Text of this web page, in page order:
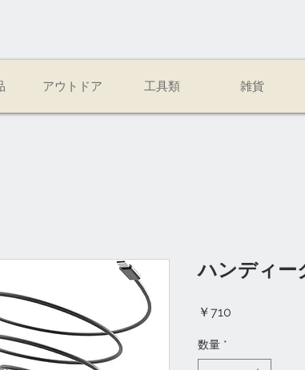
アウトドア 工具類 雑貨
ハンディー
￥710
数量 *